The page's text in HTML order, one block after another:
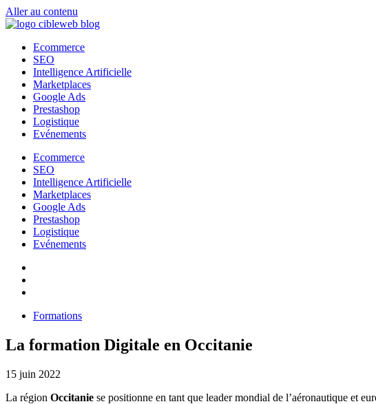
Aller au contenu
Ecommerce
SEO
Intelligence Artificielle
Marketplaces
Google Ads
Prestashop
Logistique
Evénements
Ecommerce
SEO
Intelligence Artificielle
Marketplaces
Google Ads
Prestashop
Logistique
Evénements
Formations
La formation Digitale en Occitanie
15 juin 2022
La région Occitanie se positionne en tant que leader mondial de l’aéronautique et